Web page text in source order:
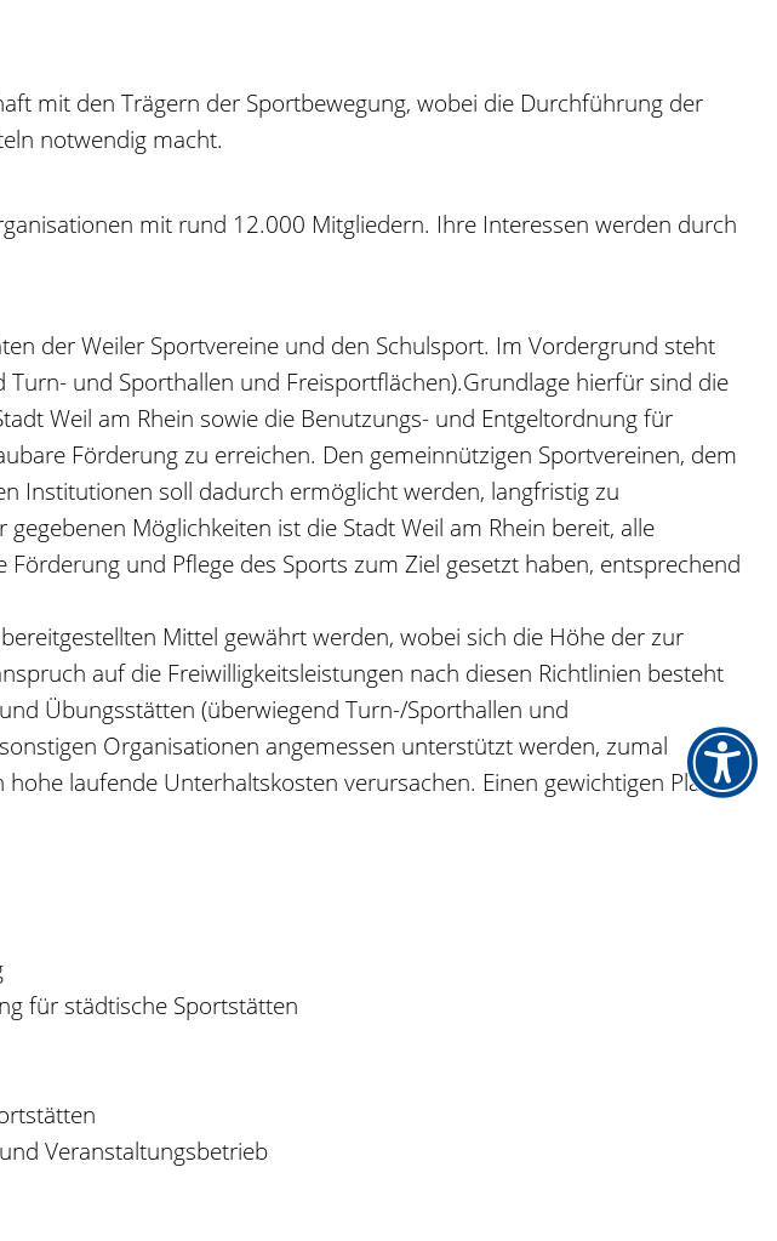
mit den Trägern der Sportbewegung, wobei die Durchführung der
notwendig macht.
mit rund 12.000 Mitgliedern. Ihre Interessen werden durch
der Weiler Sportvereine und den Schulsport. Im Vordergrund steht
und Sporthallen und Freisportflächen).Grundlage hierfür sind die
Weil am Rhein sowie die Benutzungs- und Entgeltordnung für
Förderung zu erreichen. Den gemeinnützigen Sportvereinen, dem
Institutionen soll dadurch ermöglicht werden, langfristig zu
Möglichkeiten ist die Stadt Weil am Rhein bereit, alle
und Pflege des Sports zum Ziel gesetzt haben, entsprechend
Mittel gewährt werden, wobei sich die Höhe der zur
auf die Freiwilligkeitsleistungen nach diesen Richtlinien besteht
Übungsstätten (überwiegend Turn-/Sporthallen und
Organisationen angemessen unterstützt werden, zumal
laufende Unterhaltskosten verursachen. Einen gewichtigen Platz
für städtische Sportstätten
Veranstaltungsbetrieb